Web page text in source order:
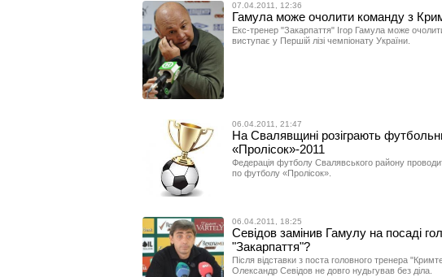
07.04.2011, 12:36
Гамула може очолити команду з
Екс-тренер "Закарпаття" Ігор Гамула може
виступає у Першій лізі чемпіонату України.
06.04.2011, 21:47
На Свалявщині розіграють
«Пролісок»-2011
Федерація футболу Свалявського району
по футболу «Пролісок».
06.04.2011, 18:25
Севідов замінив Гамулу на посаді
"Закарпаття"?
Після відставки з поста головного тренера
Олександр Севідов не довго нудьгував без діла.